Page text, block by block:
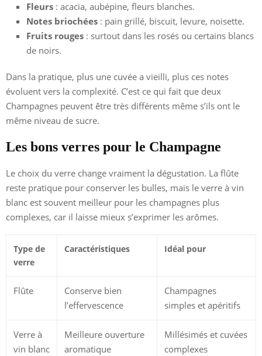
Fleurs : acacia, aubépine, fleurs blanches.
Notes briochées : pain grillé, biscuit, levure, noisette.
Fruits rouges : surtout dans les rosés ou certains blancs
de noirs.
Dans la pratique, plus une cuvée a vieilli, plus ces notes
évoluent vers la complexité. C’est ce qui fait que deux
Champagnes peuvent être très différents même s’ils ont le
même niveau de sucre.
Les bons verres pour le Champagne
Le choix du verre change vraiment la dégustation. La flûte
reste pratique pour conserver les bulles, mais le verre à vin
blanc est souvent meilleur pour les champagnes plus
complexes, car il laisse mieux s’exprimer les arômes.
Type de
verre
Caractéristiques Idéal pour
Flûte
Conserve bien
l’effervescence
Champagnes
simples et apéritifs
Verre à
vin blanc
Meilleure ouverture
aromatique
Millésimés et cuvées
complexes